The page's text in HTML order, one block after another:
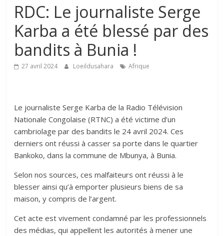
RDC: Le journaliste Serge
Karba a été blessé par des
bandits à Bunia !
27 avril 2024 Loeildusahara Afrique
Le journaliste Serge Karba de la Radio Télévision
Nationale Congolaise (RTNC) a été victime d’un
cambriolage par des bandits le 24 avril 2024. Ces
derniers ont réussi à casser sa porte dans le quartier
Bankoko, dans la commune de Mbunya, à Bunia.
Selon nos sources, ces malfaiteurs ont réussi à le
blesser ainsi qu’à emporter plusieurs biens de sa
maison, y compris de l’argent.
Cet acte est vivement condamné par les professionnels
des médias, qui appellent les autorités à mener une